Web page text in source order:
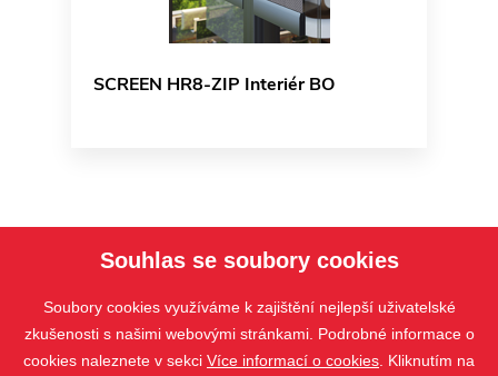
SCREEN HR8-ZIP Interiér BO
Souhlas se soubory cookies
Soubory cookies využíváme k zajištění nejlepší uživatelské
zkušenosti s našimi webovými stránkami. Podrobné informace o
cookies naleznete v sekci Více informací o cookies . Kliknutím na